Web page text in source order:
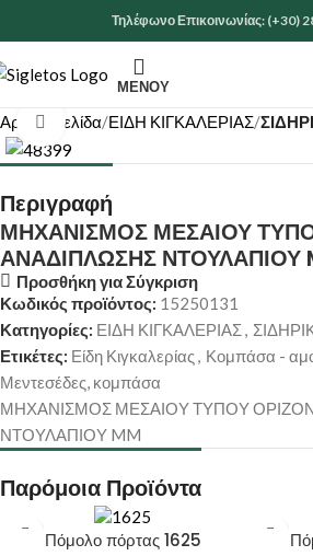
Τηλέφωνο Επικοινωνίας: (+30)
ΜΕΝΟΎ
Αρχική σελίδα ΕΙΔΗ ΚΙΓΚΑΛΕΡΙΑΣ
Κάντε κλικ για μεγέθυνση
Περιγραφή
ΜΗΧΑΝΙΣΜΟΣ ΜΕΣΑΙΟΥ
ΑΝΑΔΙΠΛΩΣΗΣ ΝΤΟΥΛΑΠΙΟΥ
Προσθήκη για Σύγκριση
Κωδικός προϊόντος: 15250131
Κατηγορίες: ΕΙΔΗ ΚΙΓΚΑΛΕΡΙΑΣ,
Ετικέτες: Είδη Κιγκαλερίας, Κομπάσα -
Μεντεσέδες, κομπάσα
ΜΗΧΑΝΙΣΜΟΣ ΜΕΣΑΙΟΥ ΤΥΠΟΥ
ΝΤΟΥΛΑΠΙΟΥ MM
Παρόμοια Προϊόντα
Πόμολο πόρτας 1625